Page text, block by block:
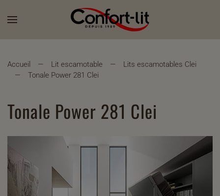
Accueil Lit escamotable
Lits escamotables Clei
Tonale Power 281 Clei
Tonale Power 281 Clei